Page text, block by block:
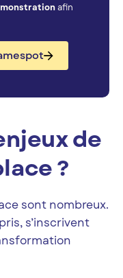
afin
de
?
sont nombreux.
s’inscrivent